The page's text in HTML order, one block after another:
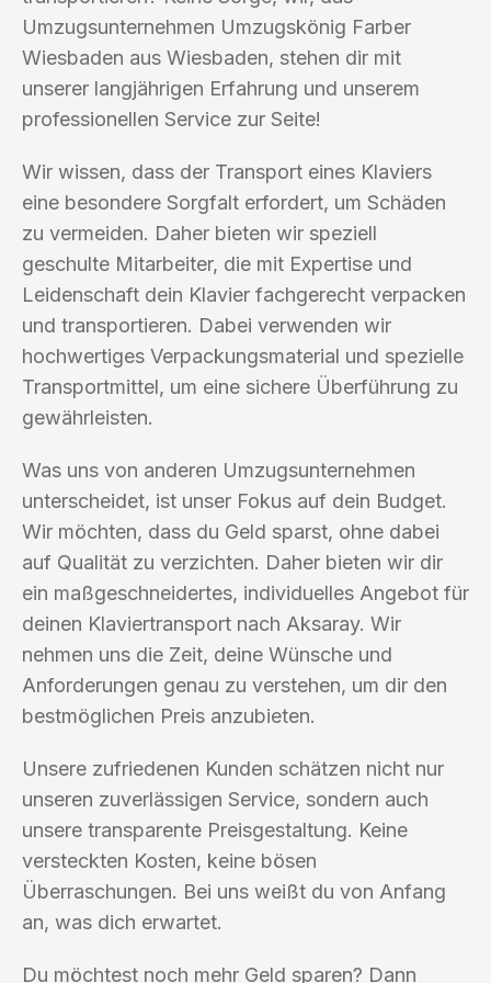
Umzugsunternehmen Umzugskönig Farber
Wiesbaden aus Wiesbaden, stehen dir mit
unserer langjährigen Erfahrung und unserem
professionellen Service zur Seite!
Wir wissen, dass der Transport eines Klaviers
eine besondere Sorgfalt erfordert, um Schäden
zu vermeiden. Daher bieten wir speziell
geschulte Mitarbeiter, die mit Expertise und
Leidenschaft dein Klavier fachgerecht verpacken
und transportieren. Dabei verwenden wir
hochwertiges Verpackungsmaterial und spezielle
Transportmittel, um eine sichere Überführung zu
gewährleisten.
Was uns von anderen Umzugsunternehmen
unterscheidet, ist unser Fokus auf dein Budget.
Wir möchten, dass du Geld sparst, ohne dabei
auf Qualität zu verzichten. Daher bieten wir dir
ein maßgeschneidertes, individuelles Angebot für
deinen Klaviertransport nach Aksaray. Wir
nehmen uns die Zeit, deine Wünsche und
Anforderungen genau zu verstehen, um dir den
bestmöglichen Preis anzubieten.
Unsere zufriedenen Kunden schätzen nicht nur
unseren zuverlässigen Service, sondern auch
unsere transparente Preisgestaltung. Keine
versteckten Kosten, keine bösen
Überraschungen. Bei uns weißt du von Anfang
an, was dich erwartet.
Du möchtest noch mehr Geld sparen? Dann